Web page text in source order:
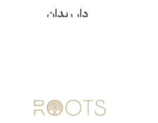
دار ريدان